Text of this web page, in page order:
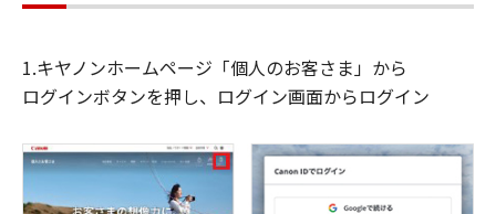
1.キヤノンホームページ「個人のお客さま」から
ログインボタンを押し、ログイン画面からログイン